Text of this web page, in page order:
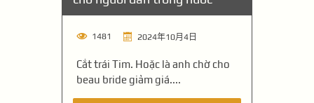
1481 2024年10月4日
Cắt trái Tim. Hoặc là anh chờ cho
beau bride giảm giá....